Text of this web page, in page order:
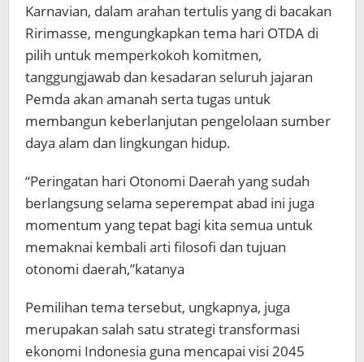
Karnavian, dalam arahan tertulis yang di bacakan
Ririmasse, mengungkapkan tema hari OTDA di
pilih untuk memperkokoh komitmen,
tanggungjawab dan kesadaran seluruh jajaran
Pemda akan amanah serta tugas untuk
membangun keberlanjutan pengelolaan sumber
daya alam dan lingkungan hidup.
“Peringatan hari Otonomi Daerah yang sudah
berlangsung selama seperempat abad ini juga
momentum yang tepat bagi kita semua untuk
memaknai kembali arti filosofi dan tujuan
otonomi daerah,”katanya
Pemilihan tema tersebut, ungkapnya, juga
merupakan salah satu strategi transformasi
ekonomi Indonesia guna mencapai visi 2045